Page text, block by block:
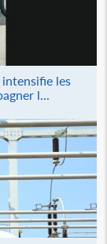
intensifie les
l...